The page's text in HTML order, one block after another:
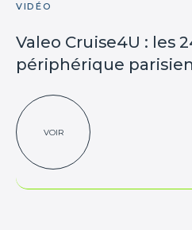
VIDÉO
Valeo Cruise4U : les
périphérique parisien
VOIR